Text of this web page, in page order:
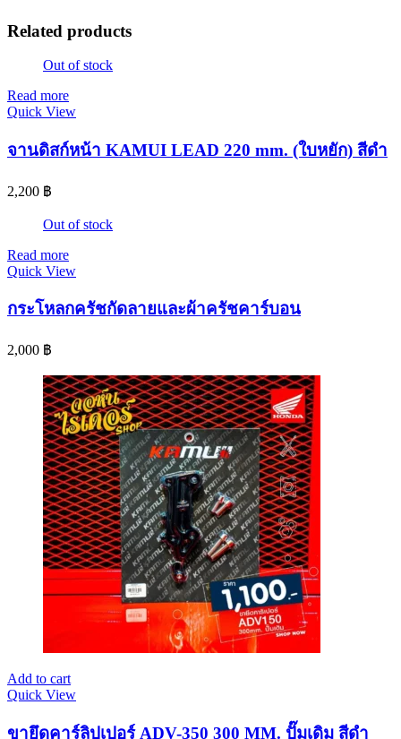
Related products
Out of stock
Read more
Quick View
จานดิสก์หน้า KAMUI LEAD 220 mm. (ใบหยัก) สีดำ
2,200 ฿
Out of stock
Read more
Quick View
กระโหลกครัชกัดลายและผ้าครัชคาร์บอน
2,000 ฿
Add to cart
Quick View
ขายึดคาร์ลิปเปอร์ ADV-350 300 MM. ปั๊มเดิม สีดำ